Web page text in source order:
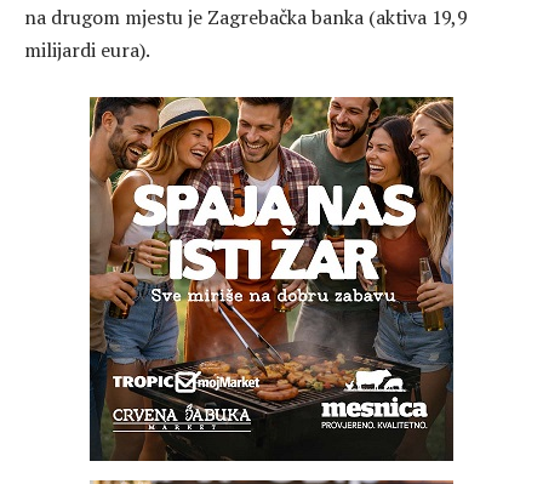
na drugom mjestu je Zagrebačka banka (aktiva 19,9
milijardi eura).